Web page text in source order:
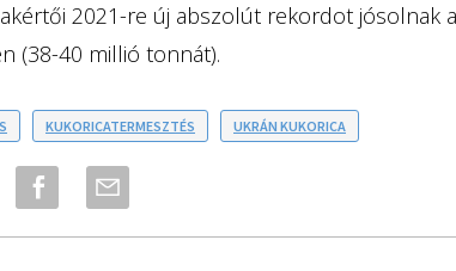
2021-re új abszolút rekordot jósolnak
(38-40 millió tonnát).
KUKORICATERMESZTÉS UKRÁN KUKORICA